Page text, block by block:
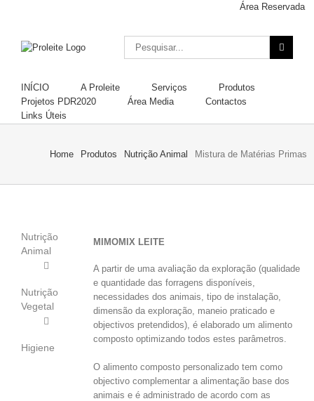
Área Reservada
Pesquisar
por:
INÍCIO A Proleite Serviços
Produtos
Projetos PDR2020
Área Media
Contactos
Links Úteis
Home Produtos Nutrição Animal Mistura de Matérias Primas
MIMOMIX LEITE
A partir de uma avaliação da exploração (qualidade
e quantidade das forragens disponíveis,
necessidades dos animais, tipo de instalação,
dimensão da exploração, maneio praticado e
objectivos pretendidos), é elaborado um alimento
composto optimizando todos estes parâmetros.
O alimento composto personalizado tem como
objectivo complementar a alimentação base dos
animais e é administrado de acordo com as
Nutrição
Animal
Nutrição
Vegetal
Higiene